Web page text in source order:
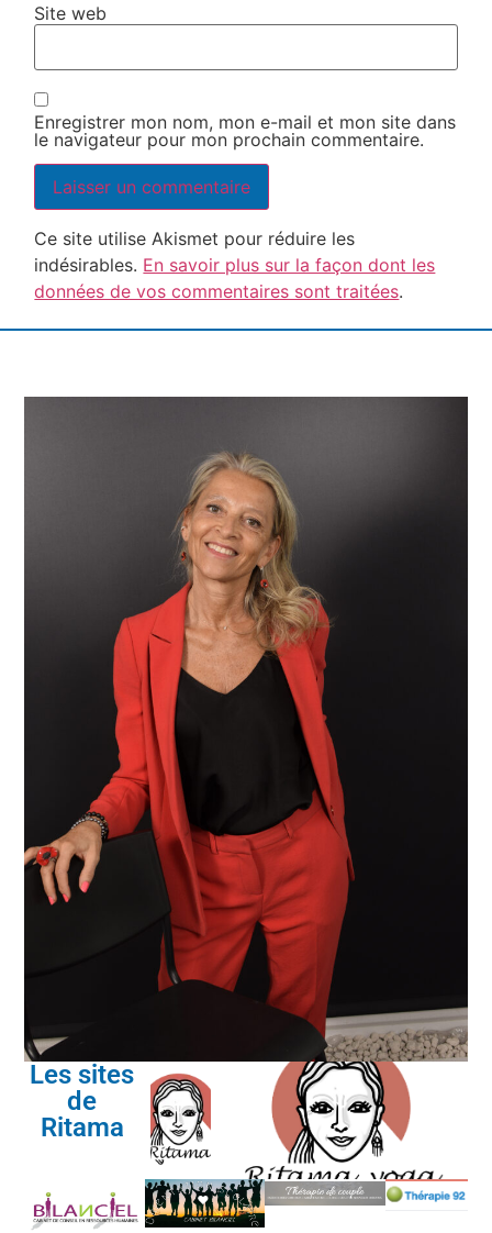
Site web
Enregistrer mon nom, mon e-mail et mon site dans
le navigateur pour mon prochain commentaire.
Ce site utilise Akismet pour réduire les
indésirables. En savoir plus sur la façon dont les
données de vos commentaires sont traitées.
Les sites
de
Ritama